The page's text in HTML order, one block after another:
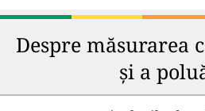
Despre măsurarea
și a